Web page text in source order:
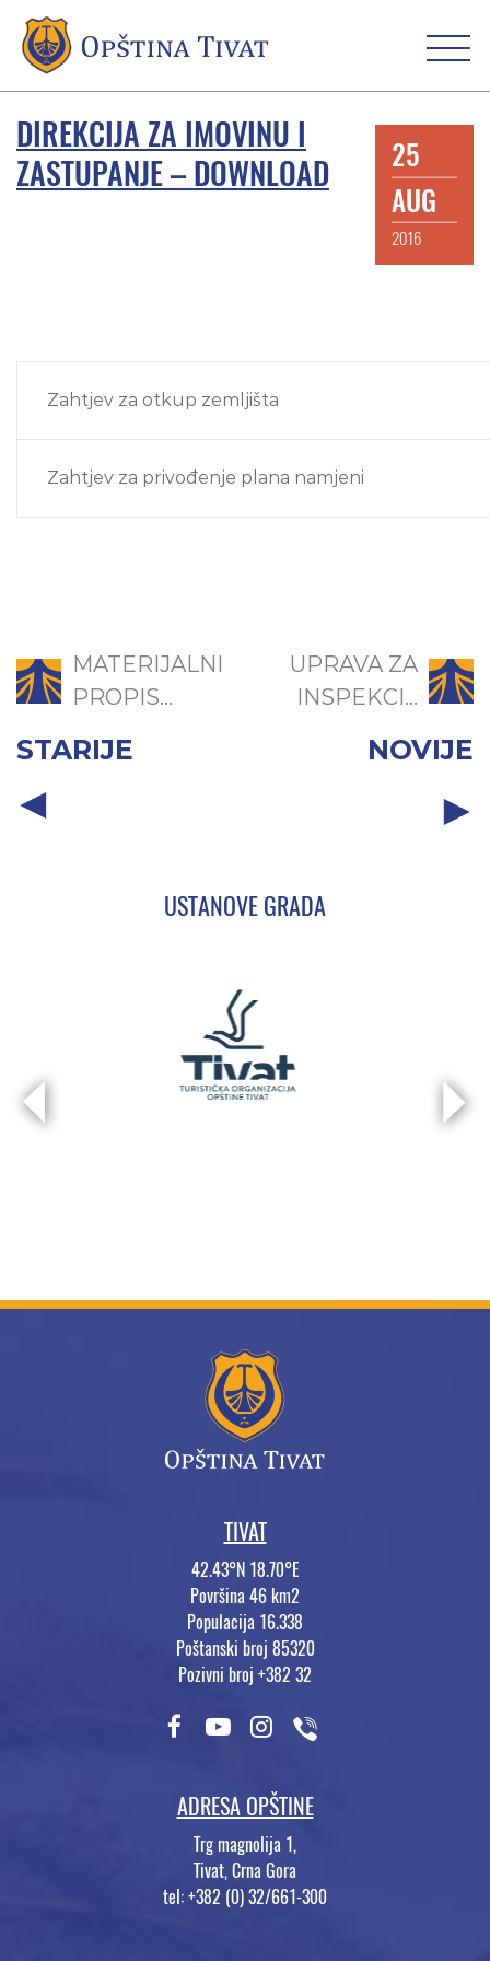
DIREKCIJA ZA IMOVINU I
ZASTUPANJE – DOWNLOAD
25
AUG
2016
Zahtjev za otkup zemljišta
Zahtjev za privođenje plana namjeni
MATERIJALNI
PROPIS...
STARIJE
UPRAVA ZA
INSPEKCI...
NOVIJE
USTANOVE GRADA
TIVAT
42.43°N 18.70°E
Površina 46 km2
Populacija 16.338
Poštanski broj 85320
Pozivni broj +382 32
ADRESA OPŠTINE
Trg magnolija 1,
Tivat, Crna Gora
tel: +382 (0) 32/661-300